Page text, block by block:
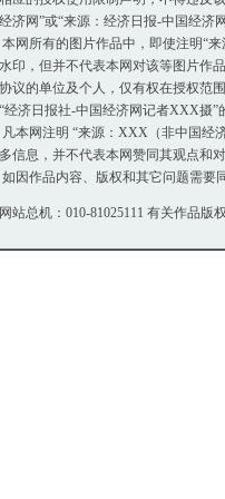
济网”或“来源：经济日报-中国经济
网所有的图片作品中，即使注明“
印，但并不代表本网对该等图片作
议的单位及个人，仅有权在授权范
济日报社-中国经济网记者XXX摄”
凡本网注明 “来源：XXX（非中国经
信息，并不代表本网赞同其观点和
如因作品内容、版权和其它问题需要
站总机：010-81025111 有关作品版